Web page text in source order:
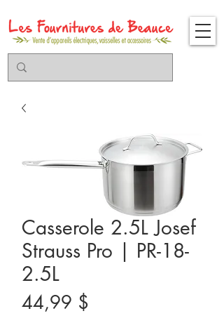
Casserole 2.5L Josef
Strauss Pro | PR-18-
2.5L
44,99 $